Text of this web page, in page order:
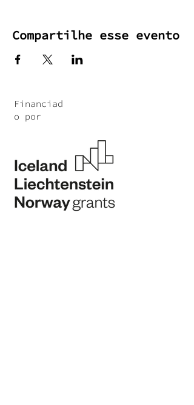
edição do conjunto de artigos, em
formato digital e de livre acesso.
Compartilhe esse evento
Financiad
o por